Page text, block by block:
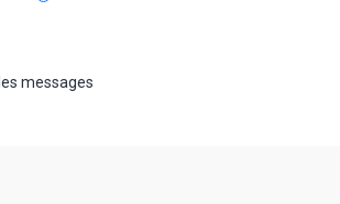
messages